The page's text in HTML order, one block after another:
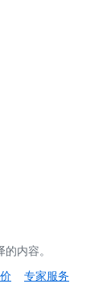
内容。
专家服务